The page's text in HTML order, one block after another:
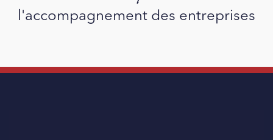
l'accompagnement des entreprises